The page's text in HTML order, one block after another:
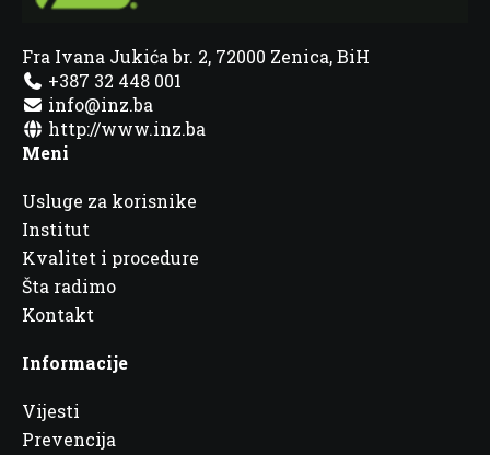
Fra Ivana Jukića br. 2, 72000 Zenica, BiH
+387 32 448 001
info@inz.ba
http://www.inz.ba
Meni
Usluge za korisnike
Institut
Kvalitet i procedure
Šta radimo
Kontakt
Informacije
Vijesti
Prevencija